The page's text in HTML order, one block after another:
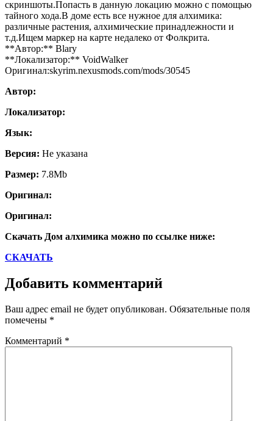
скриншоты.Попасть в данную локацию можно с помощью
тайного хода.В доме есть все нужное для алхимика:
различные растения, алхимические принадлежности и
т.д.Ищем маркер на карте недалеко от Фолкрита.
**Автор:** Blary
**Локализатор:** VoidWalker
Оригинал:skyrim.nexusmods.com/mods/30545
Автор:
Локализатор:
Язык:
Версия: Не указана
Размер: 7.8Mb
Оригинал:
Оригинал:
Скачать Дом алхимика можно по ссылке ниже:
СКАЧАТЬ
Добавить комментарий
Ваш адрес email не будет опубликован. Обязательные поля
помечены *
Комментарий *